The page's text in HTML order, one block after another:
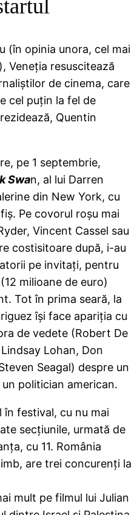
(în opinia unora, cel mai
Veneţia resuscitează
de cinema, care
cel puţin la fel de
Quentin
pe 1 septembrie,
Swan, al lui Darren
din New York, cu
Pe covorul roşu mai
Vincent Cassel sau
costisitoare după, i-au
pe invitaţi, pentru
milioane de euro)
Tot în prima seară, la
îşi face apariţia cu
de vedete (Robert De
Lohan, Don
Seagal) despre un
politician american.
festival, cu nu mai
secţiunile, urmată de
cu 11. România
are trei concurenţi la
mult pe filmul lui Julian